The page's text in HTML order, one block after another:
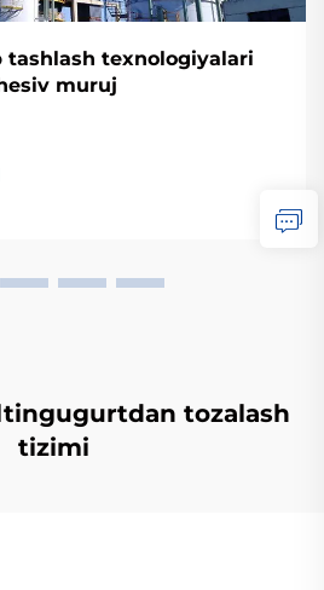
tashlash texnologiyalari
muruj
tozalash
tizimi